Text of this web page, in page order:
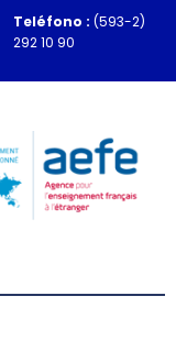
Teléfono : (593-2)
292 10 90